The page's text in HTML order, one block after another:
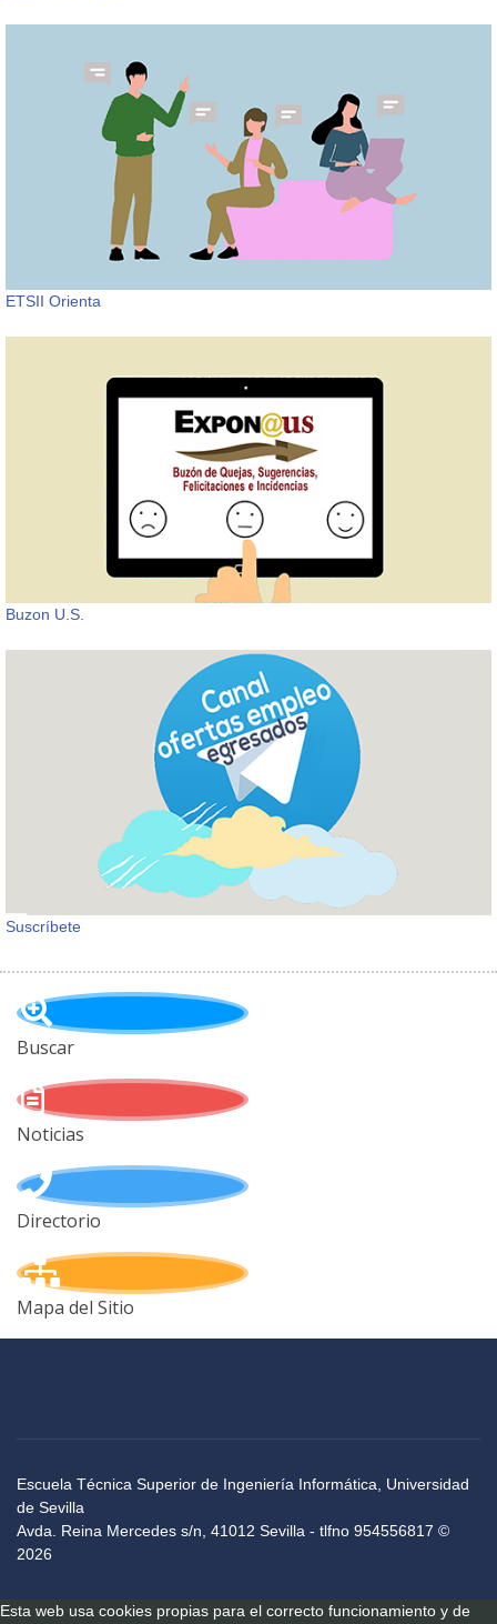
ETSII Orienta
Buzon U.S.
Suscríbete
Buscar
Noticias
Directorio
Mapa del Sitio
Escuela Técnica Superior de Ingeniería Informática, Universidad
de Sevilla
Avda. Reina Mercedes s/n, 41012 Sevilla - tlfno 954556817 ©
2026
Esta web usa cookies propias para el correcto funcionamiento y de